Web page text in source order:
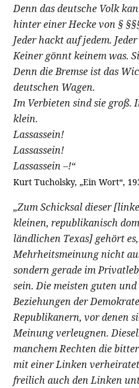
Denn das deutsche Volk
hinter einer Hecke von §
Jeder hackt auf jedem.
Keiner gönnt keinem was.
Denn die Bremse ist das
deutschen Wagen.
Im Verbieten sind sie groß.
klein.
Lassassein!
Lassassein!
Lassassein –!“
Kurt Tucholsky, „Ein Wort“,
„Zum Schicksal dieser
kleinen, republikanisch
ländlichen Texas] gehört
Mehrheitsmeinung nicht
sondern gerade im
sein. Die meisten guten
Beziehungen der
Republikanern, vor denen
Meinung verleugnen.
manchem Rechten die
mit einer Linken
freilich auch den Linken